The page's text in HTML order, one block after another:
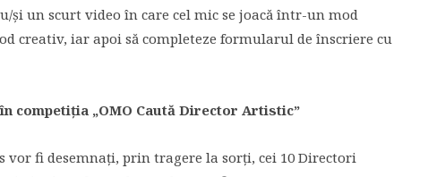
şi un scurt video în care cel mic se joacă într-un mod
creativ, iar apoi să completeze formularul de înscriere cu
competiţia „OMO Caută Director Artistic”
vor fi desemnaţi, prin tragere la sorţi, cei 10 Directori